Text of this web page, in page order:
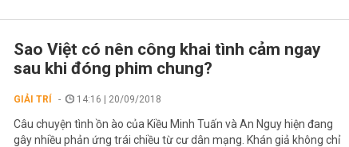
Sao Việt có nên công khai tình cảm ngay
sau khi đóng phim chung?
GIẢI TRÍ 14:16 | 20/09/2018
Câu chuyện tình ồn ào của Kiều Minh Tuấn và An Nguy hiện đang
gây nhiều phản ứng trái chiều từ cư dân mạng. Khán giả không chỉ